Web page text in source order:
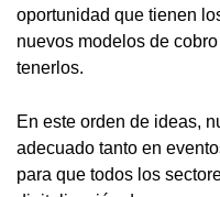
oportunidad que tienen
nuevos modelos de
tenerlos.
En este orden de ideas,
adecuado tanto en
para que todos los